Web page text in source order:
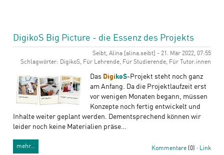
DigikoS Big Picture - die Essenz des Projekts
Seibt, Alina [alina.seibt] - 21. Mär 2022, 07:55
Schlagwörter: DigikoS, Für Lehrende, Für Studierende, Für Tutor:innen
Das Digi koS-Projekt steht noch ganz
am Anfang. Da die Projektlaufzeit erst
vor wenigen Monaten begann, müssen
Konzepte noch fertig entwickelt und
Inhalte weiter geplant werden. Dementsprechend können wir
leider noch keine Materialien präse…
mehr… Kommentare (0) · Link